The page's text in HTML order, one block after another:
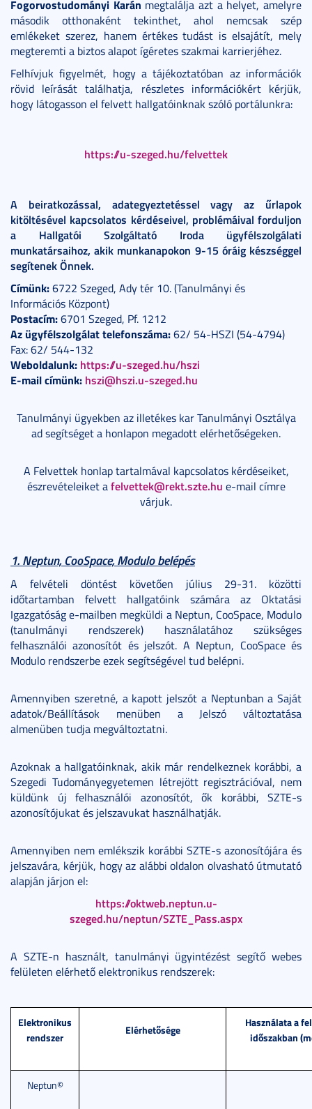
Fogorvostudományi Karán megtalálja azt a helyet, amelyre
második otthonaként tekinthet, ahol nemcsak szép
emlékeket szerez, hanem értékes tudást is elsajátít, mely
megteremti a biztos alapot ígéretes szakmai karrierjéhez.
Felhívjuk figyelmét, hogy a tájékoztatóban az információk
rövid leírását találhatja, részletes információkért kérjük,
hogy látogasson el felvett hallgatóinknak szóló portálunkra:
https://u-szeged.hu/felvettek
A beiratkozással, adategyeztetéssel vagy az űrlapok
kitöltésével kapcsolatos kérdéseivel, problémáival forduljon
a Hallgatói Szolgáltató Iroda ügyfélszolgálati
munkatársaihoz, akik munkanapokon 9-15 óráig készséggel
segítenek Önnek.
Címünk:6722 Szeged, Ady tér 10. (Tanulmányi és
Információs Központ)
Postacím:6701 Szeged, Pf. 1212
Az ügyfélszolgálat telefonszáma:62/ 54-HSZI (54-4794)
Fax: 62/ 544-132
Weboldalunk: https://u-szeged.hu/hszi
E-mail címünk: hszi@hszi.u-szeged.hu
Tanulmányi ügyekben az illetékes kar Tanulmányi Osztálya
ad segítséget a honlapon megadott elérhetőségeken.
A Felvettek honlap tartalmával kapcsolatos kérdéseiket,
észrevételeiket a felvettek@rekt.szte.hu e-mail címre
várjuk.
1. Neptun, CooSpace, Modulo belépés
A felvételi döntést követően július 29-31. közötti
időtartamban felvett hallgatóink számára az Oktatási
Igazgatóság e-mailben megküldi a Neptun, CooSpace, Modulo
(tanulmányi rendszerek) használatához szükséges
felhasználói azonosítót és jelszót. A Neptun, CooSpace és
Modulo rendszerbe ezek segítségével tud belépni.
Amennyiben szeretné, a kapott jelszót a Neptunban a Saját
adatok/Beállítások menüben a Jelszó változtatása
almenüben tudja megváltoztatni.
Azoknak a hallgatóinknak, akik már rendelkeznek korábbi, a
Szegedi Tudományegyetemen létrejött regisztrációval, nem
küldünk új felhasználói azonosítót, ők korábbi, SZTE-s
azonosítójukat és jelszavukat használhatják.
Amennyiben nem emlékszik korábbi SZTE-s azonosítójára és
jelszavára, kérjük, hogy az alábbi oldalon olvasható útmutató
alapján járjon el:
https://oktweb.neptun.u-
szeged.hu/neptun/SZTE_Pass.aspx
A SZTE-n használt, tanulmányi ügyintézést segítő webes
felületen elérhető elektronikus rendszerek:
Elektronikus
rendszer
Elérhetősége
Használata a
időszakban
Neptun©